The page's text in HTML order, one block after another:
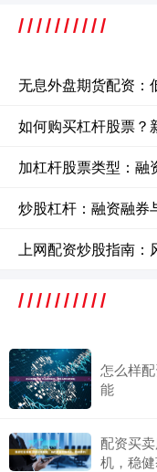
无息外盘期货配资：
如何购买杠杆股票？
加杠杆股票类型：
炒股杠杆：融资融券
上网配资炒股指南：
怎么样
能
配资买
机，稳